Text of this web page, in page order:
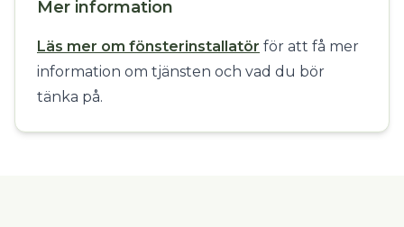
Mer information
Läs mer om fönsterinstallatör för att få mer
information om tjänsten och vad du bör
tänka på.